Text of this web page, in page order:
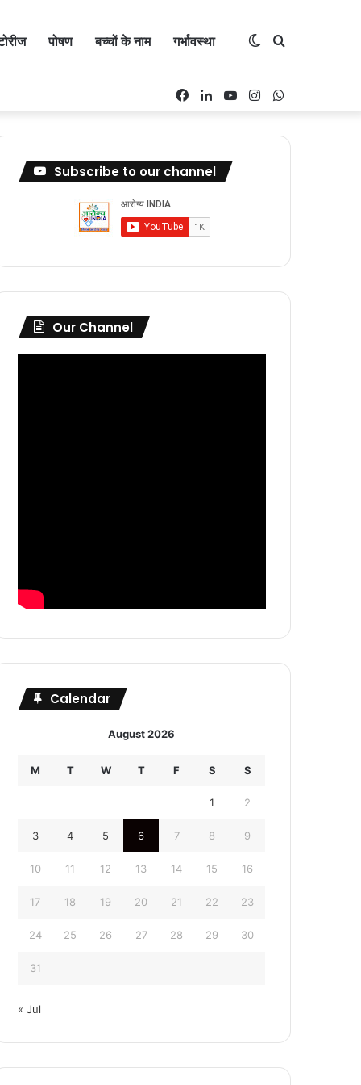
पोषण बच्चों के नाम गर्भावस्था Search
Switch
Instagram
YouTube
LinkedIn
Facebook
Subscribe to our channel
Our Channel
Calendar
August 2026
M T W T F S S
1 2
3 4 5 6 7 8 9
10 11 12 13 14 15 16
17 18 19 20 21 22 23
24 25 26 27 28 29 30
31
« Jul